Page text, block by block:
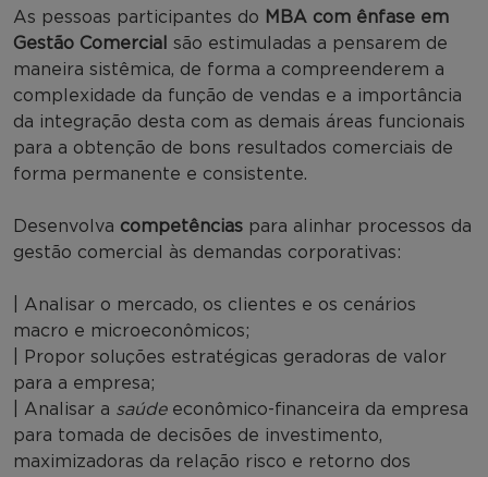
As pessoas participantes do MBA com ênfase em
Gestão Comercial
são estimuladas a pensarem de
maneira sistêmica, de forma a compreenderem a
complexidade da função de vendas e a importância
da integração desta com as demais áreas funcionais
para a obtenção de bons resultados comerciais de
forma permanente e consistente.
Desenvolva competências para alinhar processos da
gestão comercial às demandas corporativas:
| Analisar o mercado, os clientes e os cenários
macro e microeconômicos;
| Propor soluções estratégicas geradoras de valor
para a empresa;
| Analisar a saúdeeconômico-financeira da empresa
para tomada de decisões de investimento,
maximizadoras da relação risco e retorno dos